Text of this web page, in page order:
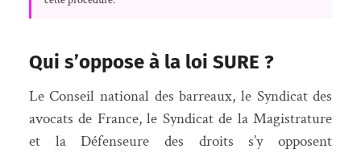
Qui s’oppose à la loi SURE ?
Le Conseil national des barreaux, le Syndicat des
avocats de France, le Syndicat de la Magistrature
et la Défenseure des droits s’y opposent